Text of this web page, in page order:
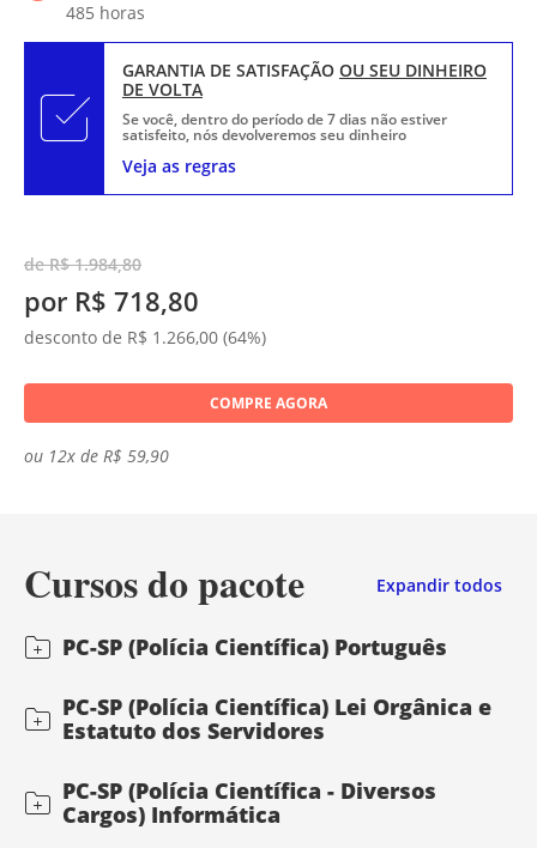
de R$ 1.984,80
por R$ 718,80
desconto de R$ 1.266,00 (64%)
COMPRE AGORA
ou 12x de R$ 59,90
485 horas
GARANTIA DE SATISFAÇÃO OU SEU DINHEIRO
DE VOLTA
Se você, dentro do período de 7 dias não estiver
satisfeito, nós devolveremos seu dinheiro
Veja as regras
Cursos do pacote Expandir todos
PC-SP (Polícia Científica) Português
PC-SP (Polícia Científica) Lei Orgânica e
Estatuto dos Servidores
PC-SP (Polícia Científica - Diversos
Cargos) Informática